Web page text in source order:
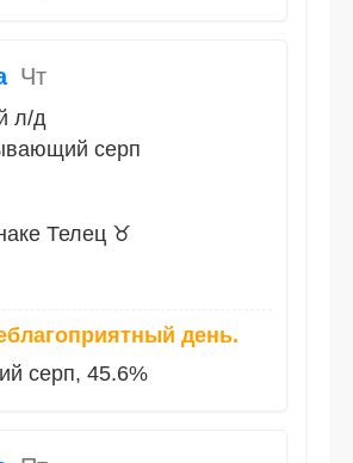
Чт
л/д
серп
Телец ♉
день.
серп, 45.6%